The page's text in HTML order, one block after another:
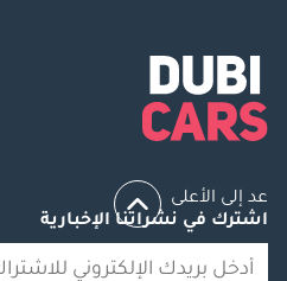
عد إلى الأعلى
اشترك في نشراتنا الإخبارية